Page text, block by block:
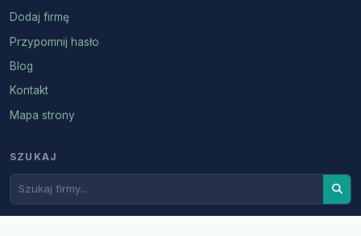
Dodaj firmę
Przypomnij hasło
Blog
Kontakt
Mapa strony
SZUKAJ